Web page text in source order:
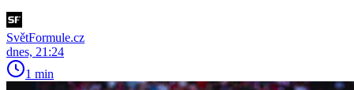
SvětFormule.cz
dnes, 21:24
1 min